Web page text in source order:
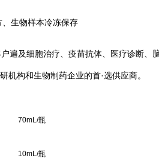
生物样本冷冻保存
遍及细胞治疗、疫苗抗体、医疗诊断、脑
构和生物制药企业的首·选供应商。
70mL/瓶
10mL/瓶